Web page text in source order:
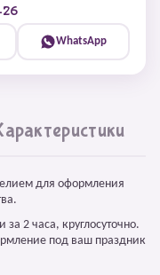
26
WhatsApp
для оформления
2 часа, круглосуточно.
под ваш праздник